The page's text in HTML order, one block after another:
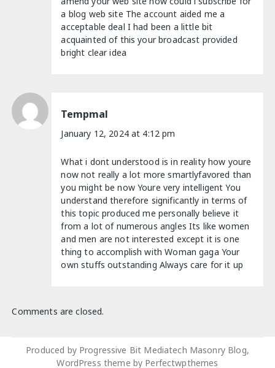
a blog web site The account aided me a
acceptable deal I had been a little bit
acquainted of this your broadcast provided
bright clear idea
Tempmal
January 12, 2024 at 4:12 pm
What i dont understood is in reality how youre
now not really a lot more smartlyfavored than
you might be now Youre very intelligent You
understand therefore significantly in terms of
this topic produced me personally believe it
from a lot of numerous angles Its like women
and men are not interested except it is one
thing to accomplish with Woman gaga Your
own stuffs outstanding Always care for it up
Comments are closed.
Produced by Progressive Bit Mediatech Masonry Blog,
WordPress theme by Perfectwpthemes